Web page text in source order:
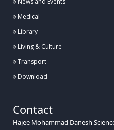
Medical
Library
Living & Culture
Transport
Download
Contact
Hajee Mohammad Danesh